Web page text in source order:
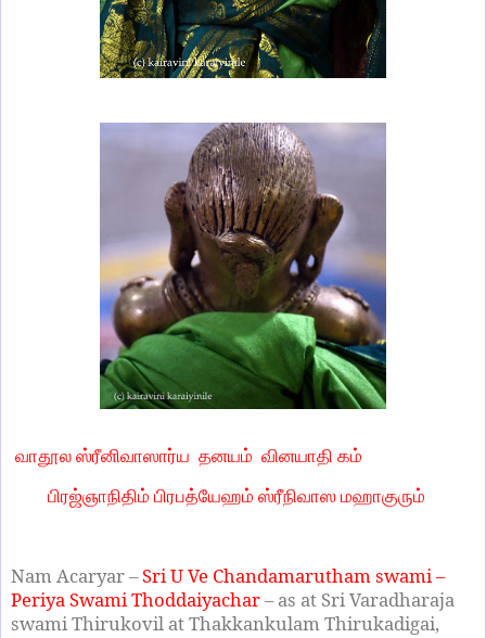
வாதூல ஸ்ரீனிவாஸார்ய தனயம் வினயாதி கம்
பிரஜ்ஞாநிதிம் பிரபத்யேஹம் ஸ்ரீநிவாஸ மஹாகுரும்
Nam Acaryar –Sri U Ve Chandamarutham swami –
Periya Swami Thoddaiyachar– as at Sri Varadharaja
swami Thirukovil at Thakkankulam Thirukadigai,